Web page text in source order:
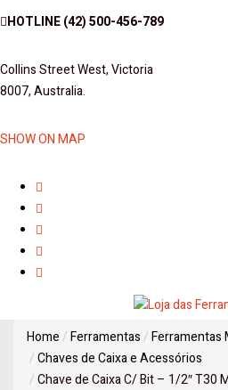
HOTLINE(42) 500-456-789
Collins Street West, Victoria
8007, Australia.
SHOW ON MAP
Home
Ferramentas
Ferramentas
Chaves de Caixa e Acessórios
Chave de Caixa C/ Bit – 1/2″ T30